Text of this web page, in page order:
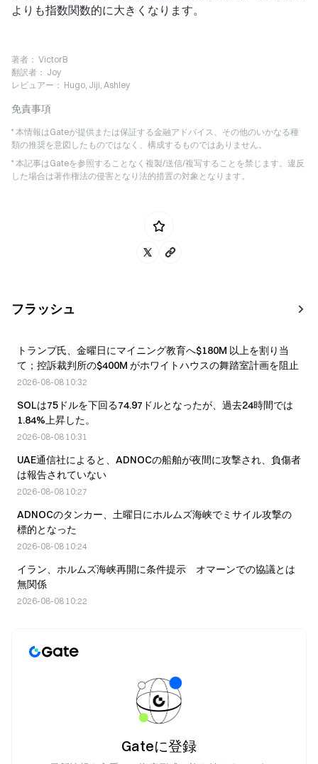
よりも指数関数的に大きくなります。
著者： VictorB
翻訳者： Joy
レビュアー： Hugo, Jiji, Ashley
免責事項
* 本情報はGateが提供または保証する金融アドバイス、その他のいかなる種
類の推奨を意図したものではなく、構成するものではありません。
* 本記事はGateを参照することなく複製/送信/複写することを禁じます。違反
した場合は著作権法の侵害となり法的措置の対象となります。
フラッシュ
トランプ氏、金曜日にマイニング教育へ$180M 以上を割り当
て；控訴裁判所の$400M がホワイトハウスの舞踏室計画を阻止
2026-08-08 10:32
SOLは75ドルを下回る74.97ドルとなったが、過去24時間では
1.84%上昇した。
2026-08-08 10:31
UAE通信社によると、ADNOCの船舶が夜間に攻撃され、負傷者
は報告されていない
2026-08-08 10:27
ADNOCのタンカー、土曜日にホルムズ海峡でミサイル攻撃の
標的となった
2026-08-08 10:24
イラン、ホルムズ海峡再開に条件提示 オマーンでの協議とは
無関係
2026-08-08 10:22
Gateに登録